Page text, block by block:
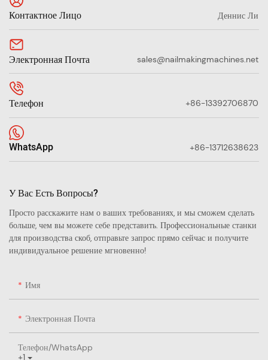
Контактное Лицо Деннис Ли
Электронная Почта sales@nailmakingmachines.net
Телефон +86-13392706870
WhatsApp +86-13712638623
У Вас Есть Вопросы?
Просто расскажите нам о ваших требованиях, и мы сможем сделать
больше, чем вы можете себе представить. Профессиональные станки
для производства скоб, отправьте запрос прямо сейчас и получите
индивидуальное решение мгновенно!
Имя
Электронная Почта
+1
Телефон/WhatsApp